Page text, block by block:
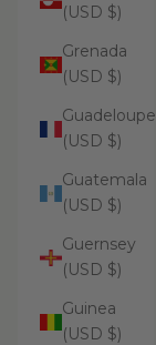
(USD $)
Grenada
(USD $)
Guadeloupe
(USD $)
Guatemala
(USD $)
Guernsey
(USD $)
Guinea
(USD $)